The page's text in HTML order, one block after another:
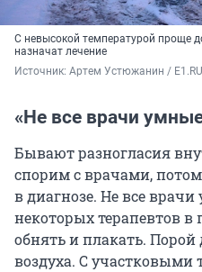
С невысокой температурой проще
назначат лечение
Источник: Артем Устюжанин / E1.RU
«Не все врачи
Бывают разногласия
спорим с врачами,
в диагнозе. Не все
некоторых терапевтов в
обнять и плакать.
воздуха. С участковыми